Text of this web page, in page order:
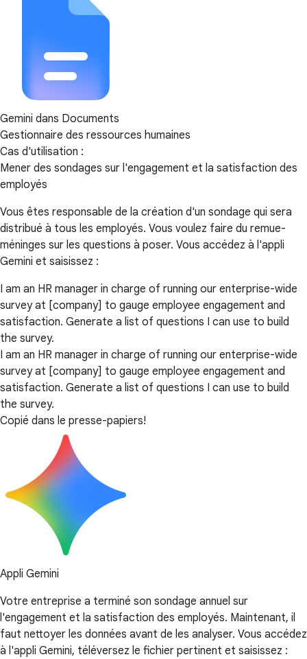
Gemini dans Documents
Gestionnaire des ressources humaines
Cas d'utilisation :
Mener des sondages sur l'engagement et la satisfaction des
employés
Vous êtes responsable de la création d'un sondage qui sera
distribué à tous les employés. Vous voulez faire du remue-
méninges sur les questions à poser. Vous accédez à l'appli
Gemini et saisissez :
I am an HR manager in charge of running our enterprise-wide
survey at [company] to gauge employee engagement and
satisfaction. Generate a list of questions I can use to build
the survey.
I am an HR manager in charge of running our enterprise-wide
survey at [company] to gauge employee engagement and
satisfaction. Generate a list of questions I can use to build
the survey.
Copié dans le presse-papiers!
Appli Gemini
Votre entreprise a terminé son sondage annuel sur
l'engagement et la satisfaction des employés. Maintenant, il
faut nettoyer les données avant de les analyser. Vous accédez
à l'appli Gemini, téléversez le fichier pertinent et saisissez :